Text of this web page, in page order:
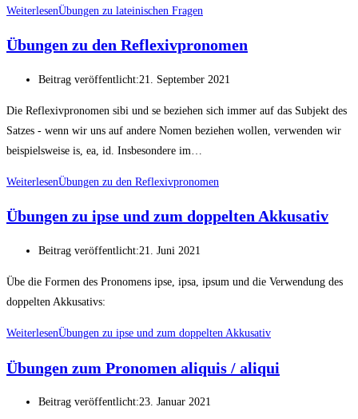
WeiterlesenÜbungen zu lateinischen Fragen
Übungen zu den Reflexivpronomen
Beitrag veröffentlicht:21. September 2021
Die Reflexivpronomen sibi und se beziehen sich immer auf das Subjekt des
Satzes - wenn wir uns auf andere Nomen beziehen wollen, verwenden wir
beispielsweise is, ea, id. Insbesondere im…
WeiterlesenÜbungen zu den Reflexivpronomen
Übungen zu ipse und zum doppelten Akkusativ
Beitrag veröffentlicht:21. Juni 2021
Übe die Formen des Pronomens ipse, ipsa, ipsum und die Verwendung des
doppelten Akkusativs:
WeiterlesenÜbungen zu ipse und zum doppelten Akkusativ
Übungen zum Pronomen aliquis / aliqui
Beitrag veröffentlicht:23. Januar 2021